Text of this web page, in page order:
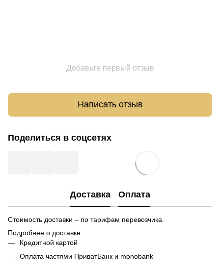
Добавьте первый отзыв
Написать отзыв
Поделиться в соцсетях
Доставка Оплата
Стоимость доставки – по тарифам перевозчика.
Подробнее о доставке
Кредитной картой
Оплата частями ПриватБанк и monobank